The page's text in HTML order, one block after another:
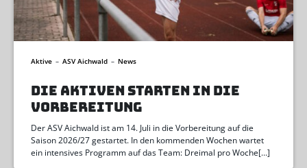
Aktive – ASV Aichwald – News
DIE AKTIVEN STARTEN IN DIE
VORBEREITUNG
Der ASV Aichwald ist am 14. Juli in die Vorbereitung auf die
Saison 2026/27 gestartet. In den kommenden Wochen wartet
ein intensives Programm auf das Team: Dreimal pro Woche[…]